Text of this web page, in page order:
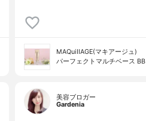
MAQuiIIAGE(マキアージュ)
パーフェクトマルチベース BB
美容ブロガー
Gardenia